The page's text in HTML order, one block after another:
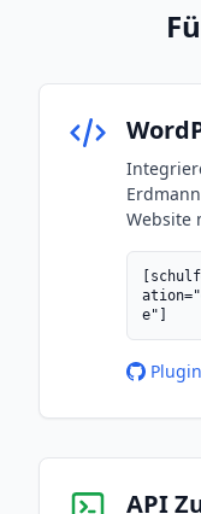
Website
e"]
API